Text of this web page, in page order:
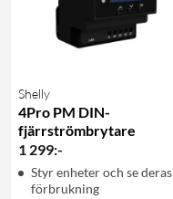
Shelly
4Pro PM DIN-
fjärrströmbrytare
1 299:-
Styr enheter och se deras
förbrukning